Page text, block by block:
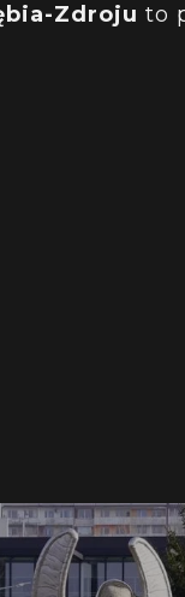
Zdrojuto